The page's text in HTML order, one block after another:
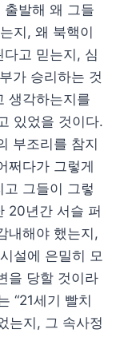
발해 왜 그들
지, 왜 북핵이
고 믿는지, 심
가 승리하는 것
생각하는지를
있었을 것이다.
부조리를 참지
쩌다가 그렇게
그들이 그렇
20년간 서슬 퍼
내해야 했는지,
설에 은밀히 모
을 당할 것이라
“21세기 빨치
는지, 그 속사정